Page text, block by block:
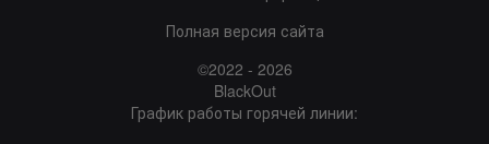
Полная версия сайта
©2022 - 2026
BlackOut
График работы горячей линии: